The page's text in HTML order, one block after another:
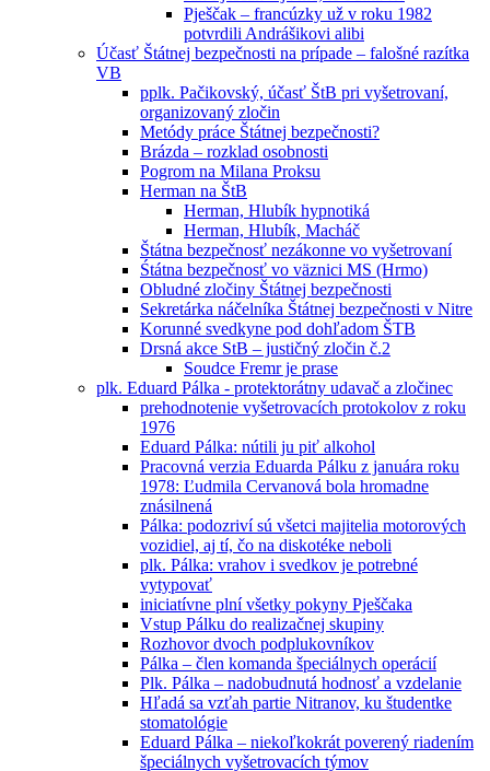
Pješčak – francúzky už v roku 1982
potvrdili Andrášikovi alibi
Účasť Štátnej bezpečnosti na prípade – falošné razítka
VB
pplk. Pačikovský, účasť ŠtB pri vyšetrovaní,
organizovaný zločin
Metódy práce Štátnej bezpečnosti?
Brázda – rozklad osobnosti
Pogrom na Milana Proksu
Herman na ŠtB
Herman, Hlubík hypnotiká
Herman, Hlubík, Macháč
Štátna bezpečnosť nezákonne vo vyšetrovaní
Śtátna bezpečnosť vo väznici MS (Hrmo)
Obludné zločiny Štátnej bezpečnosti
Sekretárka náčelníka Štátnej bezpečnosti v Nitre
Korunné svedkyne pod dohľadom ŠTB
Drsná akce StB – justičný zločin č.2
Soudce Fremr je prase
plk. Eduard Pálka - protektorátny udavač a zločinec
prehodnotenie vyšetrovacích protokolov z roku
1976
Eduard Pálka: nútili ju piť alkohol
Pracovná verzia Eduarda Pálku z januára roku
1978: Ľudmila Cervanová bola hromadne
znásilnená
Pálka: podozriví sú všetci majitelia motorových
vozidiel, aj tí, čo na diskotéke neboli
plk. Pálka: vrahov i svedkov je potrebné
vytypovať
iniciatívne plní všetky pokyny Pješčaka
Vstup Pálku do realizačnej skupiny
Rozhovor dvoch podplukovníkov
Pálka – člen komanda špeciálnych operácií
Plk. Pálka – nadobudnutá hodnosť a vzdelanie
Hľadá sa vzťah partie Nitranov, ku študentke
stomatológie
Eduard Pálka – niekoľkokrát poverený riadením
špeciálnych vyšetrovacích týmov